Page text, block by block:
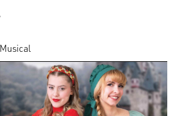
Musical